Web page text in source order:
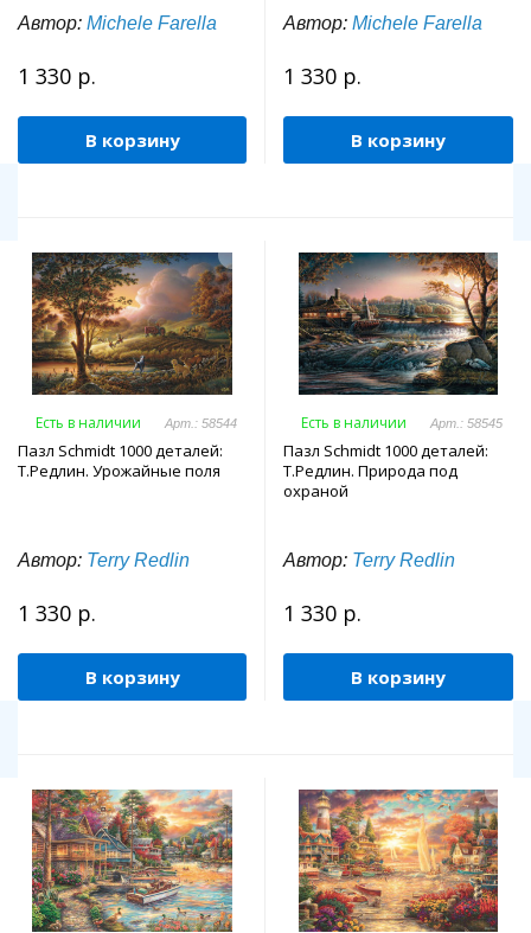
Автор: Michele Farella
1 330 р.
В корзину
Автор: Michele Farella
1 330 р.
В корзину
Есть в наличии Арт.: 58544
Пазл Schmidt 1000 деталей:
Т.Редлин. Урожайные поля
Автор: Terry Redlin
1 330 р.
В корзину
Есть в наличии Арт.: 58545
Пазл Schmidt 1000 деталей:
Т.Редлин. Природа под
охраной
Автор: Terry Redlin
1 330 р.
В корзину